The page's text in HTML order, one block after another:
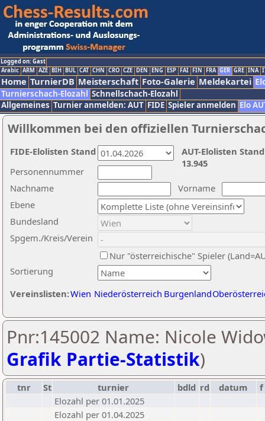
Logged on: Gast
Arabic ARM AZE BIH BUL CAT CHN CRO CZE DEN ENG ESP FAI FIN FRA GER GRE INA
Home TurnierDB Meisterschaft Foto-Galerie Meldekartei
Turnierschach-Elozahl Schnellschach-Elozahl
Allgemeines Turnier anmelden: AUT FIDE Spieler anmelden Elo
Willkommen bei den offiziellen
Nachname
Vorname
Ebene
Sortierung
Personennummer
Bundesland
Spgem./Kreis/Verein
Nur "österreichische" Spieler
Vereinslisten:Wien Niederösterreich Burgenland
AUT-Elolisten
13.945
FIDE-Elolisten Stand
Pnr:145002 Name: Nicole
Grafik Partie-Statistik)
tnr St turnier bdld rd datum
f
Elozahl per 01.01.2025
Elozahl per 01.04.2025